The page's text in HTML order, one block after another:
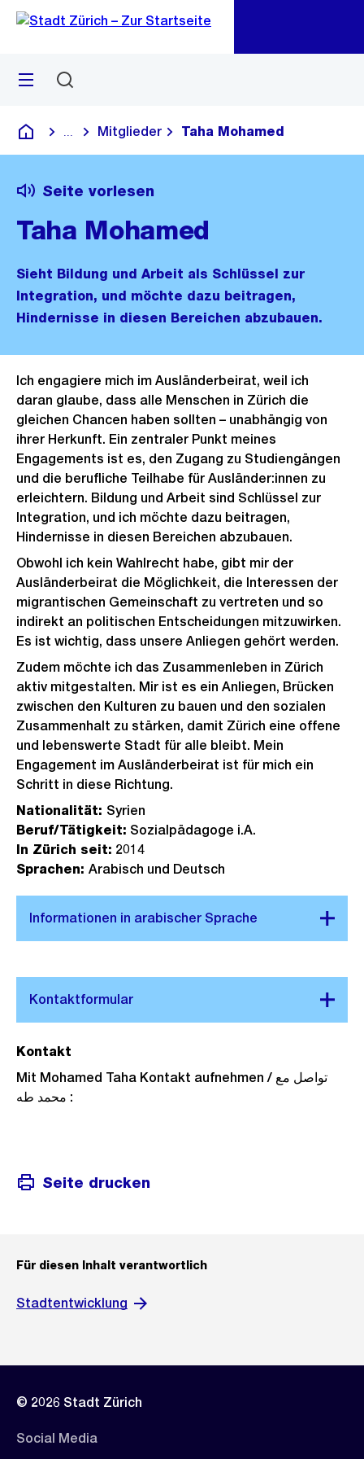
Navigation
Sprunglink
Menü
Deutsch
Blende alle Breadcrumbs ein
Mitglieder Taha Mohamed
Seite vorlesen
Taha Mohamed
Sieht Bildung und Arbeit als Schlüssel zur
Integration, und möchte dazu beitragen,
Hindernisse in diesen Bereichen abzubauen.
Ich engagiere mich im Ausländerbeirat, weil ich
daran glaube, dass alle Menschen in Zürich die
gleichen Chancen haben sollten – unabhängig von
ihrer Herkunft. Ein zentraler Punkt meines
Engagements ist es, den Zugang zu Studiengängen
und die berufliche Teilhabe für Ausländer:innen zu
erleichtern. Bildung und Arbeit sind Schlüssel zur
Integration, und ich möchte dazu beitragen,
Hindernisse in diesen Bereichen abzubauen.
Obwohl ich kein Wahlrecht habe, gibt mir der
Ausländerbeirat die Möglichkeit, die Interessen der
migrantischen Gemeinschaft zu vertreten und so
indirekt an politischen Entscheidungen mitzuwirken.
Es ist wichtig, dass unsere Anliegen gehört werden.
Zudem möchte ich das Zusammenleben in Zürich
aktiv mitgestalten. Mir ist es ein Anliegen, Brücken
zwischen den Kulturen zu bauen und den sozialen
Zusammenhalt zu stärken, damit Zürich eine offene
und lebenswerte Stadt für alle bleibt. Mein
Engagement im Ausländerbeirat ist für mich ein
Schritt in diese Richtung.
Nationalität: Syrien
Beruf/Tätigkeit: Sozialpädagoge i.A.
In Zürich seit: 2014
Sprachen: Arabisch und Deutsch
Kontakt
Mit Mohamed Taha Kontakt aufnehmen / تواصل مع
محمد طه :
Seite drucken
Für diesen Inhalt verantwortlich
Stadtentwicklung
© 2026 Stadt Zürich
Social Media